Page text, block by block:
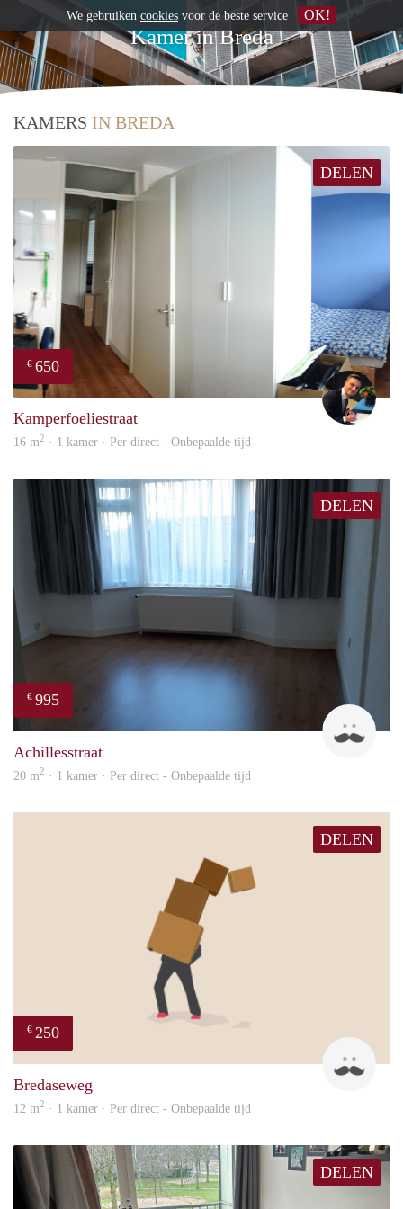
Kamer in Breda
KAMERS IN BREDA
DELEN
€ 650
Kamperfoeliestraat
16 m2 · 1 kamer · Per direct - Onbepaalde tijd
DELEN
€ 995
Achillesstraat
20 m2 · 1 kamer · Per direct - Onbepaalde tijd
DELEN
€ 250
Bredaseweg
12 m2 · 1 kamer · Per direct - Onbepaalde tijd
DELEN
We gebruiken cookies voor de beste service OK!